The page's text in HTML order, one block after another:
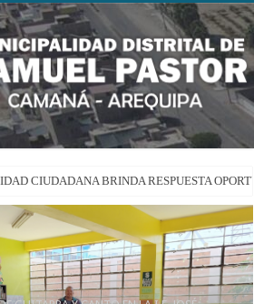
CIUDADANA BRINDA RESPUESTA